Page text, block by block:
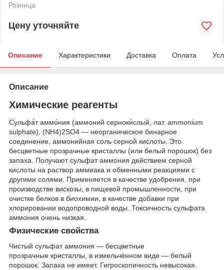
Розница
Цену уточняйте
Описание Характеристики Доставка Оплата
Описание
Химические реагенты
Сульфа́т аммо́ния (аммоний серноки́слый, лат. ammonium
sulphate), (NH4)2SO4 — неорганическое бинарное
соединение, аммонийная соль серной кислоты. Это
бесцветные прозрачные кристаллы (или белый порошок) без
запаха. Получают сульфат аммония действием серной
кислоты на раствор аммиака и обменными реакциями с
другими солями. Применяется в качестве удобрения, при
производстве вискозы, в пищевой промышленности, при
очистке белков в биохимии, в качестве добавки при
хлорировании водопроводной воды. Токсичность сульфата
аммония очень низкая.
Физические свойства
Чистый сульфат аммония — бесцветные
прозрачные кристаллы, в измельчённом виде — белый
порошок. Запаха не имеет. Гигроскопичность невысокая.